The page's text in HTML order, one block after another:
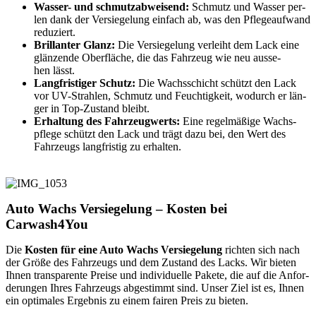
Was­ser- und schmutz­ab­wei­send: Schmutz und Was­ser per­
len dank der Ver­sie­ge­lung ein­fach ab, was den Pfle­ge­auf­wand
reduziert.
Bril­lan­ter Glanz: Die Ver­sie­ge­lung ver­leiht dem Lack eine
glän­zen­de Ober­flä­che, die das Fahr­zeug wie neu aus­se­
hen lässt.
Lang­fris­ti­ger Schutz: Die Wachs­schicht schützt den Lack
vor UV-Strah­len, Schmutz und Feuch­tig­keit, wodurch er län­
ger in Top-Zustand bleibt.
Erhal­tung des Fahr­zeug­werts: Eine regel­mä­ßi­ge Wachs­
pfle­ge schützt den Lack und trägt dazu bei, den Wert des
Fahr­zeugs lang­fris­tig zu erhalten.
Auto Wachs Versiegelung – Kosten bei
Carwash4You
Die Kos­ten für eine Auto Wachs Ver­sie­ge­lung rich­ten sich nach
der Grö­ße des Fahr­zeugs und dem Zustand des Lacks. Wir bie­ten
Ihnen trans­pa­ren­te Prei­se und indi­vi­du­el­le Pake­te, die auf die Anfor­
de­run­gen Ihres Fahr­zeugs abge­stimmt sind. Unser Ziel ist es, Ihnen
ein opti­ma­les Ergeb­nis zu einem fai­ren Preis zu bieten.